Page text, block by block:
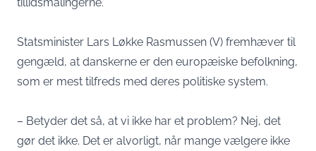
Statsminister Lars Løkke Rasmussen (V) fremhæver til
gengæld, at danskerne er den europæiske befolkning,
som er mest tilfreds med deres politiske system.
– Betyder det så, at vi ikke har et problem? Nej, det
gør det ikke. Det er alvorligt, når mange vælgere ikke